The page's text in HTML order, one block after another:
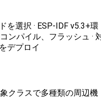
を選択 · ESP-IDF v5.3+環
ンパイル、フラッシュ ·
デプロイ
クラスで多種類の周辺機